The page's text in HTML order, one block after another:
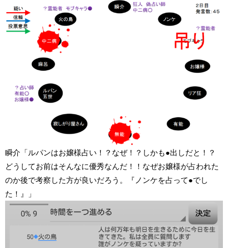
瞬介「ルパンはお嬢様占い！？なぜ！？しかも●出しだと！？
どうしてお前はそんなに優秀なんだ！！なぜお嬢様が占われた
のか後で考察した方が良いだろう。『ノンケを占って●でし
た！』」